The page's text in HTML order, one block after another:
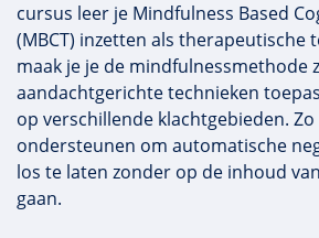
cursus leer je Mindfulness Based
(MBCT) inzetten als therapeutische
maak je je de mindfulnessmethode
aandachtgerichte technieken
op verschillende klachtgebieden.
ondersteunen om automatische
los te laten zonder op de inhoud
gaan.